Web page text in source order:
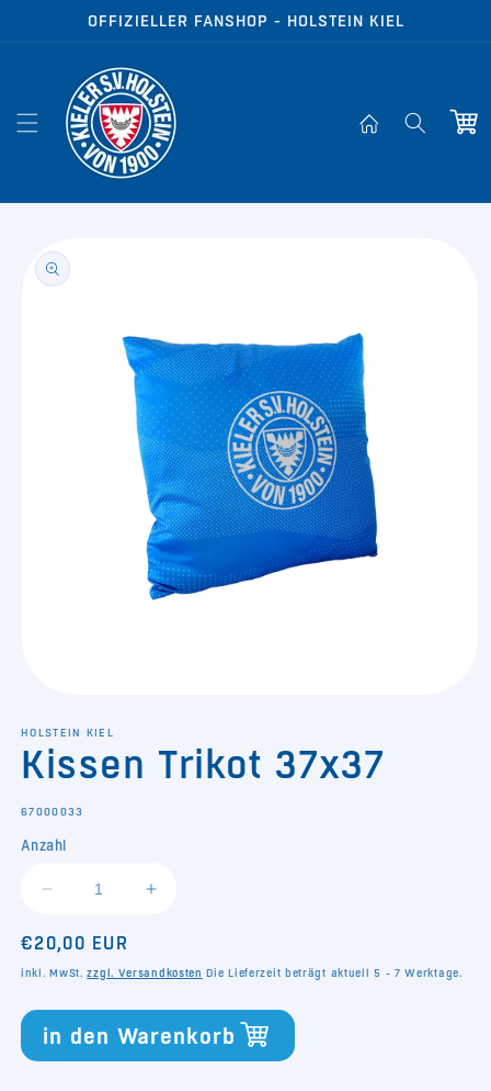
Direkt zumOFFIZIELLER FANSHOP - HOLSTEIN KIEL
in
Modal
öffnen
HOLSTEIN KIEL
Kissen Trikot 37x37
SKU:
67000033
Anzahl
Verringere
Menge
für
Trikot
37x37
Erhöhe
für
Trikot
37x37
Normaler
Preis
€20,00 EUR
inkl. MwSt.zzgl. Versandkosten Die Lieferzeit beträgt aktuell 5 - 7 Werktage.
in den Warenkorb